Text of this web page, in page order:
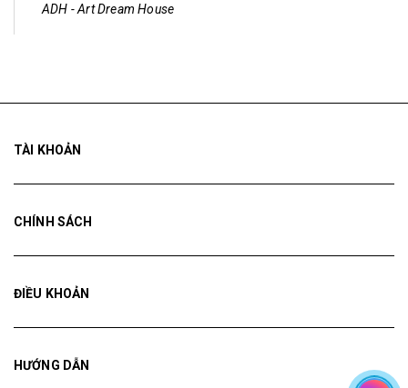
ADH - Art Dream House
TÀI KHOẢN
CHÍNH SÁCH
ĐIỀU KHOẢN
HƯỚNG DẪN